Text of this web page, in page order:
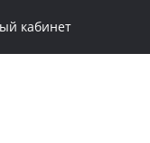
кабинет